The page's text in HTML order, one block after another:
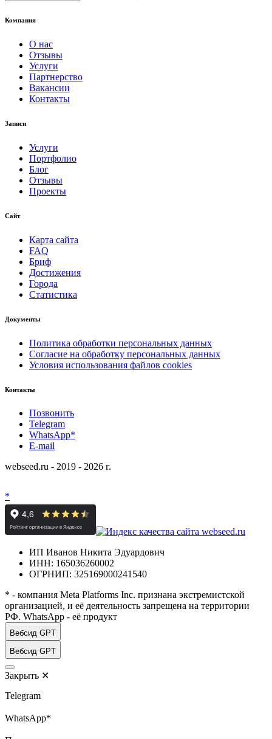
Компания
О нас
Отзывы
Услуги
Партнерство
Вакансии
Контакты
Записи
Услуги
Портфолио
Блог
Отзывы
Проекты
Сайт
Карта сайта
FAQ
Бриф
Достижения
Города
Статистика
Документы
Политика обработки персональных данных
Согласие на обработку персональных данных
Условия использования файлов cookies
Контакты
Позвонить
Telegram
WhatsApp*
E-mail
webseed.ru - 2019 - 2026 г.
*
ИП Иванов Никита Эдуардович
ИНН: 165036260002
ОГРНИП: 325169000241540
* - компания Meta Platforms Inc. признана экстремистской
организацией, и её деятельность запрещена на территории
РФ. WhatsApp - её продукт
Вебсид GPT
Вебсид GPT
Закрыть ✕
Telegram
WhatsApp*